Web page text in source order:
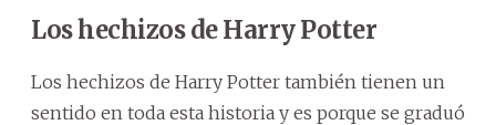
Los hechizos de Harry Potter
Los hechizos de Harry Potter también tienen un
sentido en toda esta historia y es porque se graduó